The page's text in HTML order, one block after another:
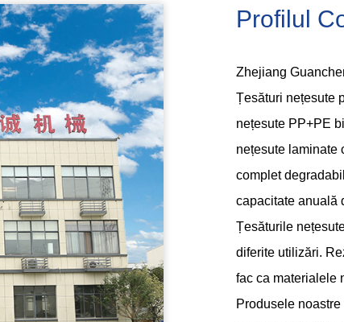
Profilul
Zhejiang
Țesături nețesute
nețesute PP+PE
nețesute laminate
complet
capacitate anuală
Țesăturile
diferite utilizări.
fac ca materialele
Produsele